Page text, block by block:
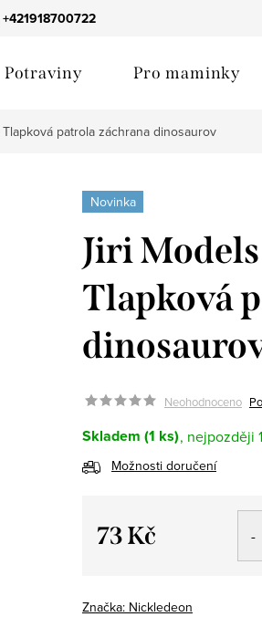
+421918700722
produktů
Potraviny Pro maminky
patrola záchrana dinosaurov
Novinka
Jiri
Tlapková
Neohodnoceno
Skladem (1 ks)
Možnosti doručení
73 Kč
Značka: Nickledeon